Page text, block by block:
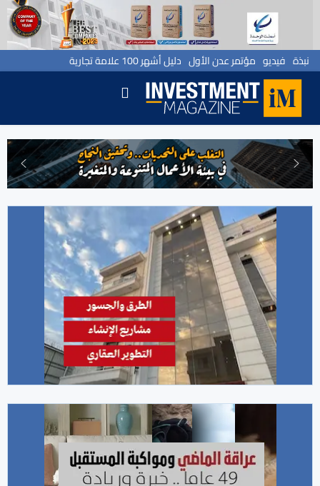
نبذة فيديو مؤتمر عدن الأول دليل أشهر 100 علامة تجارية